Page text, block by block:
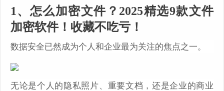
1、怎么加密文件？2025精选9款文件
加密软件！收藏不吃亏！
数据安全已然成为个人和企业最为关注的焦点之一。
无论是个人的隐私照片、重要文档，还是企业的商业